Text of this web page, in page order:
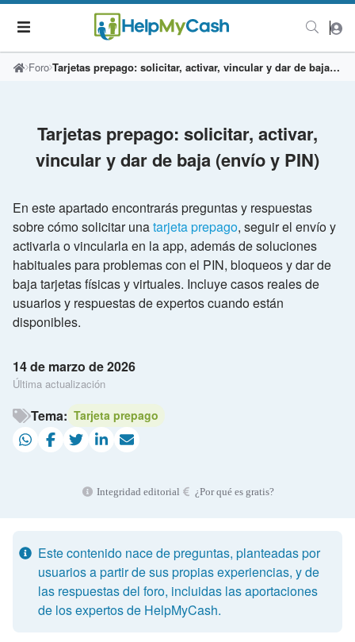
Foro Tarjetas prepago: solicitar, activar, vincular y dar de baja (envío y PIN)
Tarjetas prepago: solicitar, activar,
vincular y dar de baja (envío y PIN)
En este apartado encontrarás preguntas y respuestas
sobre cómo solicitar unatarjeta prepago, seguir el envío y
activarla o vincularla en la app, además de soluciones
habituales para problemas con el PIN, bloqueos y dar de
baja tarjetas físicas y virtuales. Incluye casos reales de
usuarios y respuestas de expertos cuando están
disponibles.
14 de marzo de 2026
Última actualización
Tema: Tarjeta prepago
Integridad editorial ¿Por qué es gratis?
Este contenido nace de preguntas, planteadas por
usuarios a partir de sus propias experiencias, y de
las respuestas del foro, incluidas las aportaciones
de los expertos de HelpMyCash.